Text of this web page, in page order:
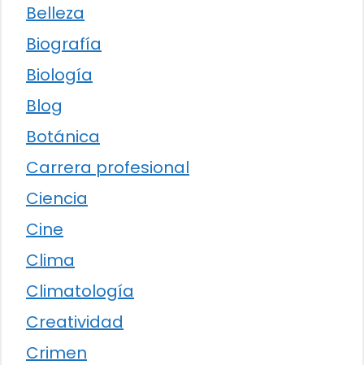
Belleza
Biografía
Biología
Blog
Botánica
Carrera profesional
Ciencia
Cine
Clima
Climatología
Creatividad
Crimen